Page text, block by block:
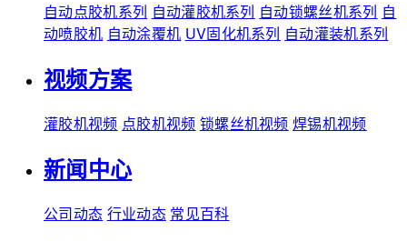
自动点胶机系列 自动灌胶机系列 自动锁螺丝机系列 自
动喷胶机 自动涂覆机 UV固化机系列 自动灌装机系列
视频方案
灌胶机视频 点胶机视频 锁螺丝机视频 焊锡机视频
新闻中心
公司动态 行业动态 常见百科